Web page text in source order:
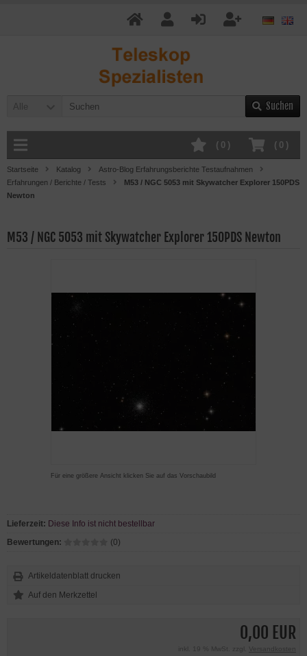
Alle Suchen
( 0 )
( 0 )
Startseite Katalog
Astro-Blog Erfahrungsberichte Testaufnahmen
Erfahrungen / Berichte / Tests
M53 / NGC 5053 mit Skywatcher Explorer 150PDS
Newton
M53 / NGC 5053 mit Skywatcher Explorer 150PDS Newton
Für eine größere Ansicht klicken Sie auf das Vorschaubild
0,00 EUR
inkl. 19 % MwSt. zzgl. Versandkosten
Lieferzeit: Diese Info ist nicht bestellbar
Bewertungen:
(0)
Artikeldatenblatt drucken